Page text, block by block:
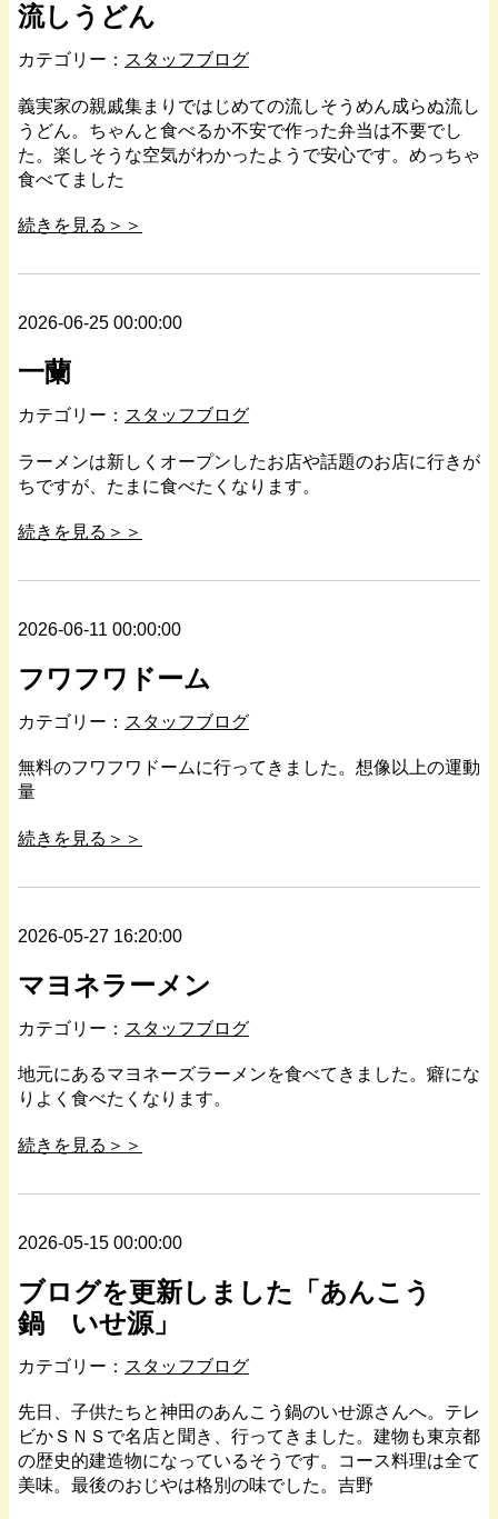
流しうどん
カテゴリー： スタッフブログ
義実家の親戚集まりではじめての流しそうめん成らぬ流し
うどん。ちゃんと食べるか不安で作った弁当は不要でし
た。楽しそうな空気がわかったようで安心です。めっちゃ
食べてました
続きを見る＞＞
2026-06-25 00:00:00
一蘭
カテゴリー： スタッフブログ
ラーメンは新しくオープンしたお店や話題のお店に行きが
ちですが、たまに食べたくなります。
続きを見る＞＞
2026-06-11 00:00:00
フワフワドーム
カテゴリー： スタッフブログ
無料のフワフワドームに行ってきました。想像以上の運動
量
続きを見る＞＞
2026-05-27 16:20:00
マヨネラーメン
カテゴリー： スタッフブログ
地元にあるマヨネーズラーメンを食べてきました。癖にな
りよく食べたくなります。
続きを見る＞＞
2026-05-15 00:00:00
ブログを更新しました「あんこう
鍋 いせ源」
カテゴリー： スタッフブログ
先日、子供たちと神田のあんこう鍋のいせ源さんへ。テレ
ビかＳＮＳで名店と聞き、行ってきました。建物も東京都
の歴史的建造物になっているそうです。コース料理は全て
美味。最後のおじやは格別の味でした。吉野